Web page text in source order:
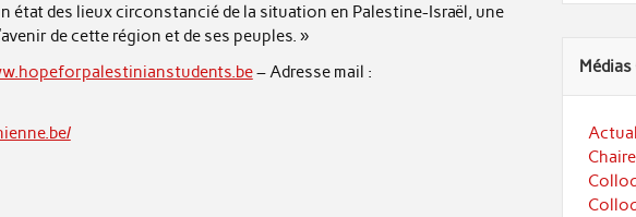
état des lieux circonstancié de la situation en Palestine-Israël, une
de cette région et de ses peuples. »
– Adresse mail :